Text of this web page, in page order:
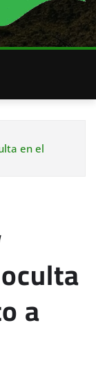
en el
a